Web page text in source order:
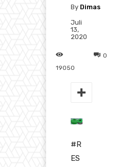
By Dimas
Juli
13,
2020
0
19050
#R
ES